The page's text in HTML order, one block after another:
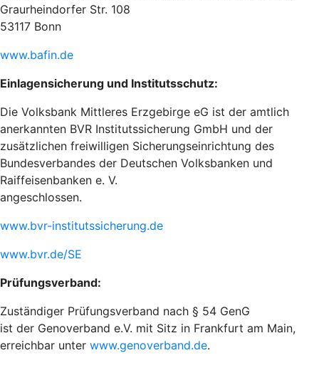
Graurheindorfer Str. 108
53117 Bonn
www.bafin.de
Einlagensicherung und Institutsschutz:
Die Volksbank Mittleres Erzgebirge eG ist der amtlich
anerkannten BVR Institutssicherung GmbH und der
zusätzlichen freiwilligen Sicherungseinrichtung des
Bundesverbandes der Deutschen Volksbanken und
Raiffeisenbanken e. V.
angeschlossen.
www.bvr-institutssicherung.de
www.bvr.de/SE
Prüfungsverband:
Zuständiger Prüfungsverband nach § 54 GenG
ist der Genoverband e.V. mit Sitz in Frankfurt am Main,
erreichbar unter www.genoverband.de.